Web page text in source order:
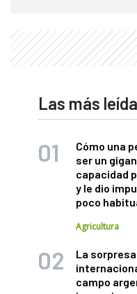
Las más
Cómo una
ser un
capacidad
y le dio
poco
Agricultura
La
campo